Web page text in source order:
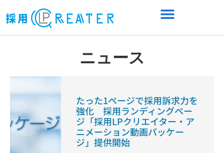
ニュース
たった1ページで採用訴求力を
強化 採用ランディングペー
ジ「採用LPクリエイター・ア
ニメーション動画パッケー
ジ」提供開始